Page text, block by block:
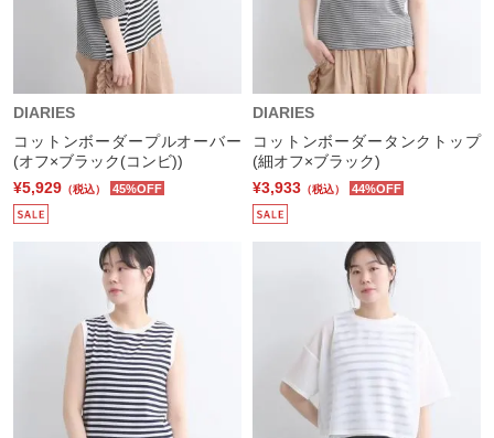
DIARIES
コットンボーダープルオーバー
(オフ×ブラック(コンビ))
¥5,929 （税込） 45%OFF
DIARIES
コットンボーダータンクトップ
(細オフ×ブラック)
¥3,933 （税込） 44%OFF